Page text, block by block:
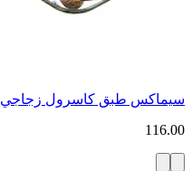
سيماكس طبق كاسرول زجاجي SMXOTHR07246
116.00